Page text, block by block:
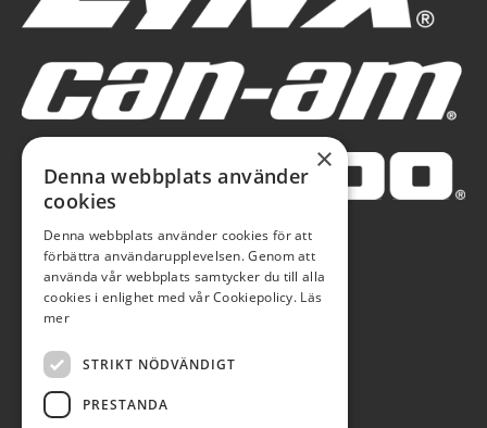
×
Denna webbplats använder
cookies
Denna webbplats använder cookies för att
förbättra användarupplevelsen. Genom att
använda vår webbplats samtycker du till alla
cookies i enlighet med vår Cookiepolicy. Läs
mer
STRIKT NÖDVÄNDIGT
PRESTANDA